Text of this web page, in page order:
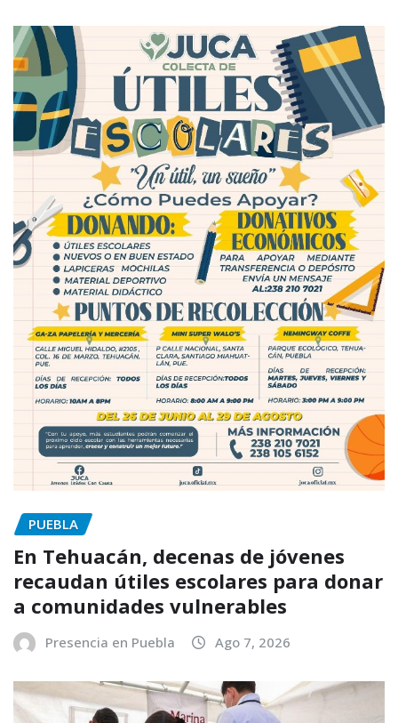
PUEBLA
En Tehuacán, decenas de jóvenes
recaudan útiles escolares para donar
a comunidades vulnerables
Presencia en Puebla Ago 7, 2026